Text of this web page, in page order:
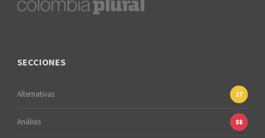
SECCIONES
Alternativas 27
Análisis 88